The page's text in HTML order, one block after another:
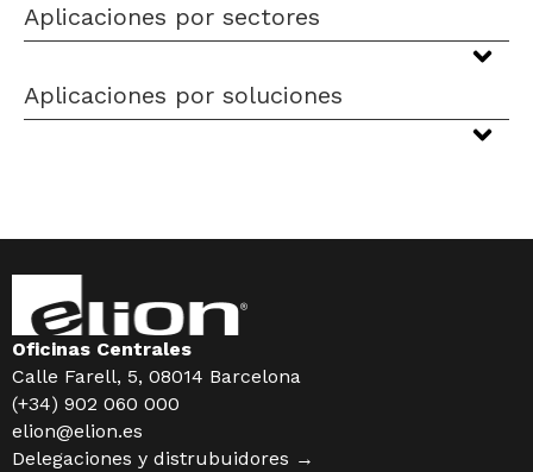
Aplicaciones por sectores
Aplicaciones por soluciones
Oficinas Centrales
Calle Farell, 5, 08014 Barcelona
(+34) 902 060 000
elion@elion.es
Delegaciones y distrubuidores →